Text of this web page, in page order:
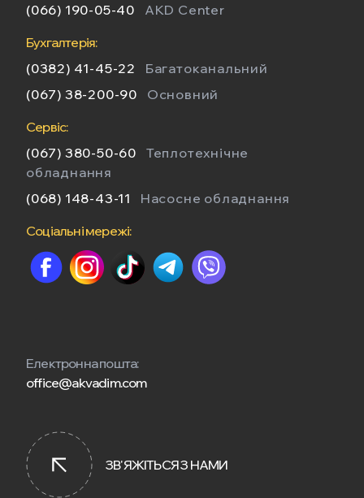
(066) 190-05-40
AKD Center
Бухгалтерія:
(0382) 41-45-22
Багатоканальний
(067) 38-200-90
Основний
Сервіс:
(067) 380-50-60
Теплотехнічне
обладнання
(068) 148-43-11
Насосне обладнання
Соціальні мережі:
Електронна пошта:
office@akvadim.com
ЗВ'ЯЖІТЬСЯ З НАМИ